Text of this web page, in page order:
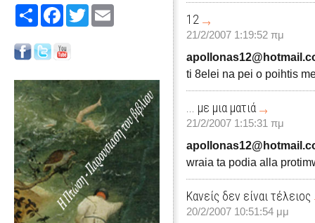
Share FacebookTwitter
12
21/2/2007 1:19:52 πμ
ti 8elei na pei o poihtis
... με μια ματιά
21/2/2007 1:15:31 πμ
wraia ta podia alla
Κανείς δεν είναι τέλειος
20/2/2007 10:51:54 μμ